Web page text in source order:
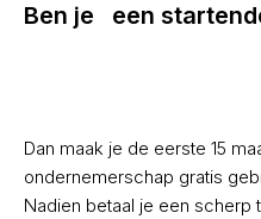
Ben je een
Dan maak je de eerste 15
ondernemerschap gratis
Nadien betaal je een scherp